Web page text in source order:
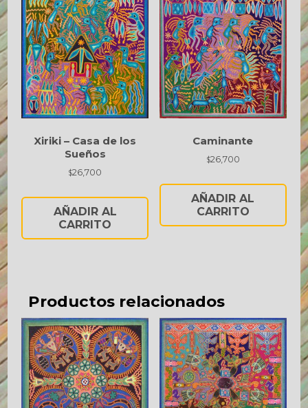
Xiriki – Casa de los
Sueños
$26,700
AÑADIR AL
CARRITO
Caminante
$26,700
AÑADIR AL
CARRITO
Productos relacionados